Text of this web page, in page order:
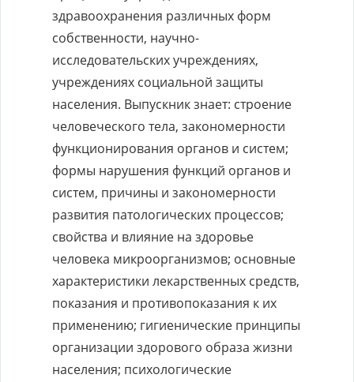
здравоохранения различных форм
собственности, научно-
исследовательских учреждениях,
учреждениях социальной защиты
населения. Выпускник знает: строение
человеческого тела, закономерности
функционирования органов и систем;
формы нарушения функций органов и
систем, причины и закономерности
развития патологических процессов;
свойства и влияние на здоровье
человека микроорганизмов; основные
характеристики лекарственных средств,
показания и противопоказания к их
применению; гигиенические принципы
организации здорового образа жизни
населения; психологические